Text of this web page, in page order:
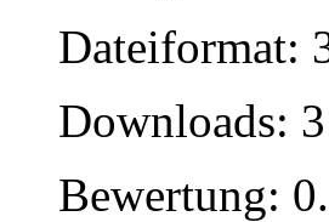
Dateiformat:
Downloads: 3
Bewertung: